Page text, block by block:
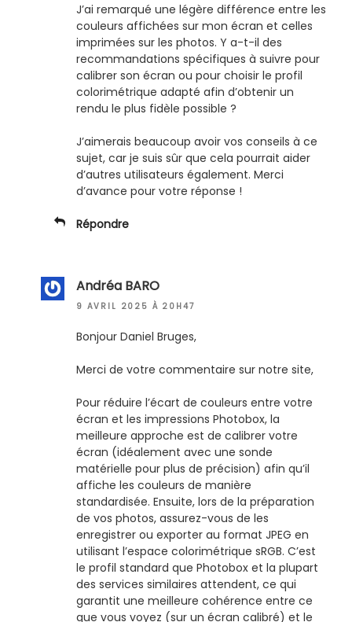
J’ai remarqué une légère différence entre les
couleurs affichées sur mon écran et celles
imprimées sur les photos. Y a-t-il des
recommandations spécifiques à suivre pour
calibrer son écran ou pour choisir le profil
colorimétrique adapté afin d’obtenir un
rendu le plus fidèle possible ?
J’aimerais beaucoup avoir vos conseils à ce
sujet, car je suis sûr que cela pourrait aider
d’autres utilisateurs également. Merci
d’avance pour votre réponse !
Répondre
Andréa BARO
9 AVRIL 2025 À 20H47
Bonjour Daniel Bruges,
Merci de votre commentaire sur notre site,
Pour réduire l’écart de couleurs entre votre
écran et les impressions Photobox, la
meilleure approche est de calibrer votre
écran (idéalement avec une sonde
matérielle pour plus de précision) afin qu’il
affiche les couleurs de manière
standardisée. Ensuite, lors de la préparation
de vos photos, assurez-vous de les
enregistrer ou exporter au format JPEG en
utilisant l’espace colorimétrique sRGB. C’est
le profil standard que Photobox et la plupart
des services similaires attendent, ce qui
garantit une meilleure cohérence entre ce
que vous voyez (sur un écran calibré) et le